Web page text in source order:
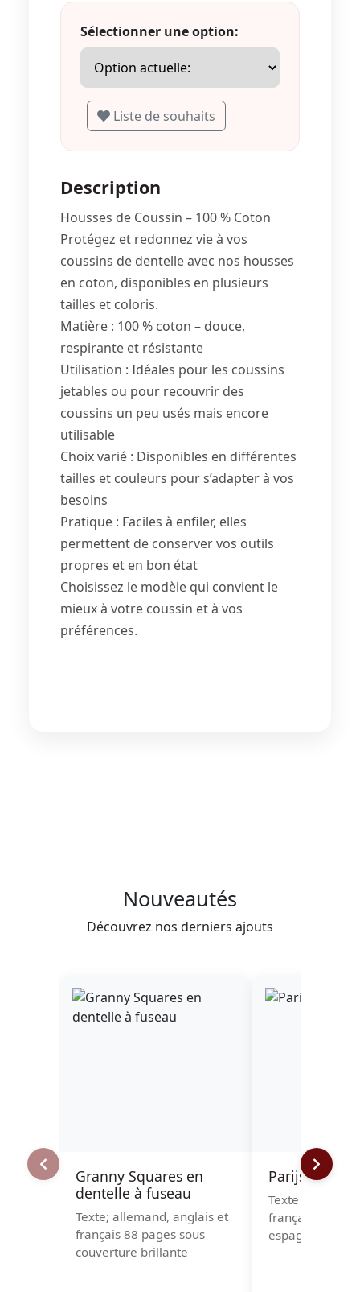
Sélectionner une option:
Liste de souhaits
Description
Housses de Coussin – 100 % Coton
Protégez et redonnez vie à vos
coussins de dentelle avec nos housses
en coton, disponibles en plusieurs
tailles et coloris.
Matière : 100 % coton – douce,
respirante et résistante
Utilisation : Idéales pour les coussins
jetables ou pour recouvrir des
coussins un peu usés mais encore
utilisable
Choix varié : Disponibles en différentes
tailles et couleurs pour s’adapter à vos
besoins
Pratique : Faciles à enfiler, elles
permettent de conserver vos outils
propres et en bon état
Choisissez le modèle qui convient le
mieux à votre coussin et à vos
préférences.
Nouveautés
Découvrez nos derniers ajouts
Granny Squares en
dentelle à fuseau
Texte; allemand, anglais et
français 88 pages sous
couverture brillante
Parijs - Paris
Texte en
français,
espagnol et